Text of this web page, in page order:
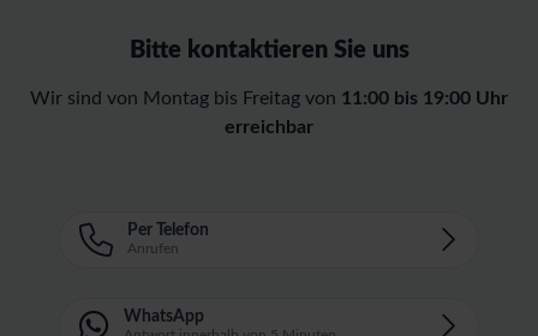
Bitte kontaktieren Sie uns
Wir sind von Montag bis Freitag von 11:00 bis 19:00 Uhr
erreichbar
Per Telefon
Anrufen
WhatsApp